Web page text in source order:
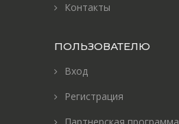
Контакты
ПОЛЬЗОВАТЕЛЮ
Вход
Регистрация